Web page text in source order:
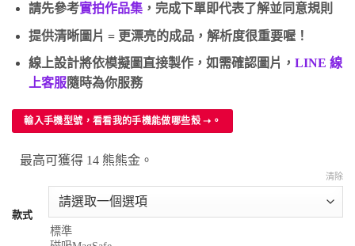
請先參考實拍作品集，完成下單即代表了解並同意規則
提供清晰圖片 = 更漂亮的成品，解析度很重要喔！
線上設計將依模擬圖直接製作，如需確認圖片， LINE 線
上客服隨時為你服務
輸入手機型號，看看我的手機能做哪些殼 ➝。
最高可獲得 14 熊熊金。
款式
清除